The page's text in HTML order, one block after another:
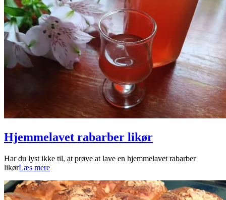
Hjemmelavet rabarber likør
2025-
05-
Har du lyst ikke til, at prøve at lave en hjemmelavet rabarber
likørLæs mere